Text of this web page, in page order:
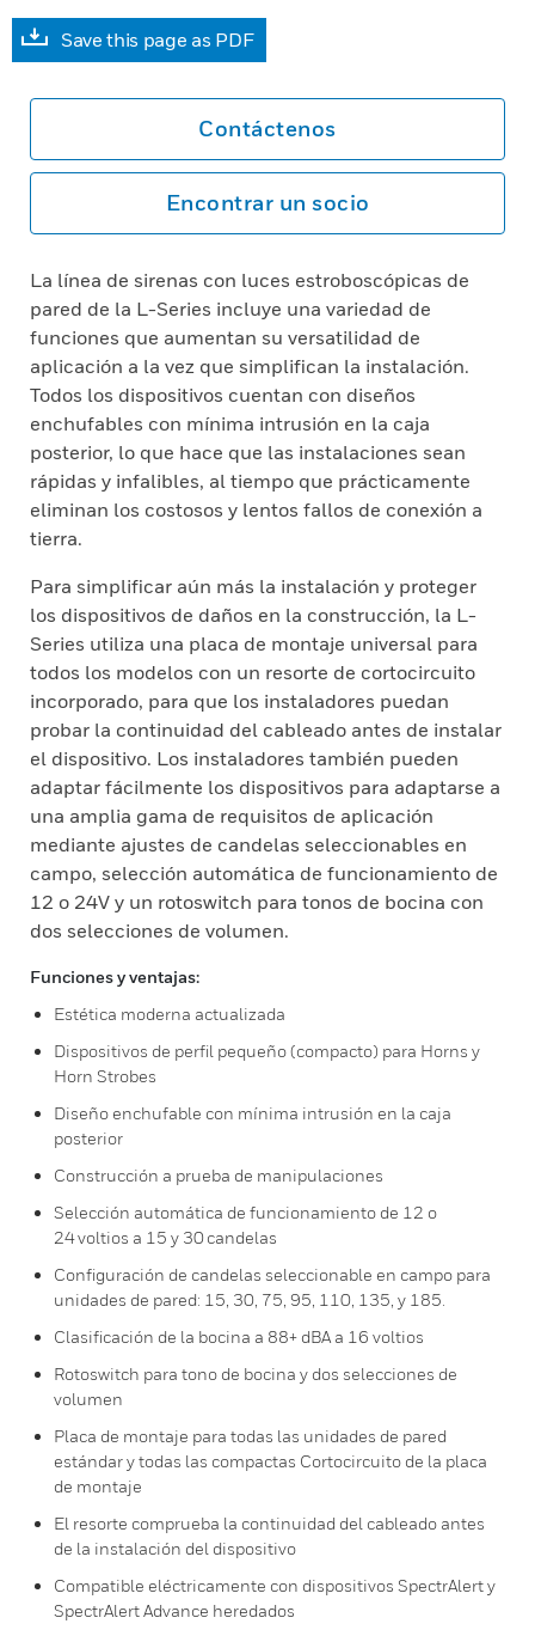
Save this page as PDF
Contáctenos
Encontrar un socio
La línea de sirenas con luces estroboscópicas de
pared de la L-Series incluye una variedad de
funciones que aumentan su versatilidad de
aplicación a la vez que simplifican la instalación.
Todos los dispositivos cuentan con diseños
enchufables con mínima intrusión en la caja
posterior, lo que hace que las instalaciones sean
rápidas y infalibles, al tiempo que prácticamente
eliminan los costosos y lentos fallos de conexión a
tierra.
Para simplificar aún más la instalación y proteger
los dispositivos de daños en la construcción, la L-
Series utiliza una placa de montaje universal para
todos los modelos con un resorte de cortocircuito
incorporado, para que los instaladores puedan
probar la continuidad del cableado antes de instalar
el dispositivo. Los instaladores también pueden
adaptar fácilmente los dispositivos para adaptarse a
una amplia gama de requisitos de aplicación
mediante ajustes de candelas seleccionables en
campo, selección automática de funcionamiento de
12 o 24V y un rotoswitch para tonos de bocina con
dos selecciones de volumen.
Funciones y ventajas:
Estética moderna actualizada
Dispositivos de perfil pequeño (compacto) para Horns y
Horn Strobes
Diseño enchufable con mínima intrusión en la caja
posterior
Construcción a prueba de manipulaciones
Selección automática de funcionamiento de 12 o
24 voltios a 15 y 30 candelas
Configuración de candelas seleccionable en campo para
unidades de pared: 15, 30, 75, 95, 110, 135, y 185.
Clasificación de la bocina a 88+ dBA a 16 voltios
Rotoswitch para tono de bocina y dos selecciones de
volumen
Placa de montaje para todas las unidades de pared
estándar y todas las compactas Cortocircuito de la placa
de montaje
El resorte comprueba la continuidad del cableado antes
de la instalación del dispositivo
Compatible eléctricamente con dispositivos SpectrAlert y
SpectrAlert Advance heredados